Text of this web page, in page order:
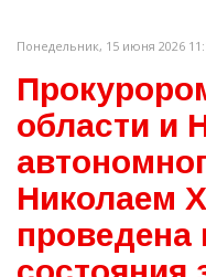
Понедельник, 15 июня 2026
области и
Николаем
проведена